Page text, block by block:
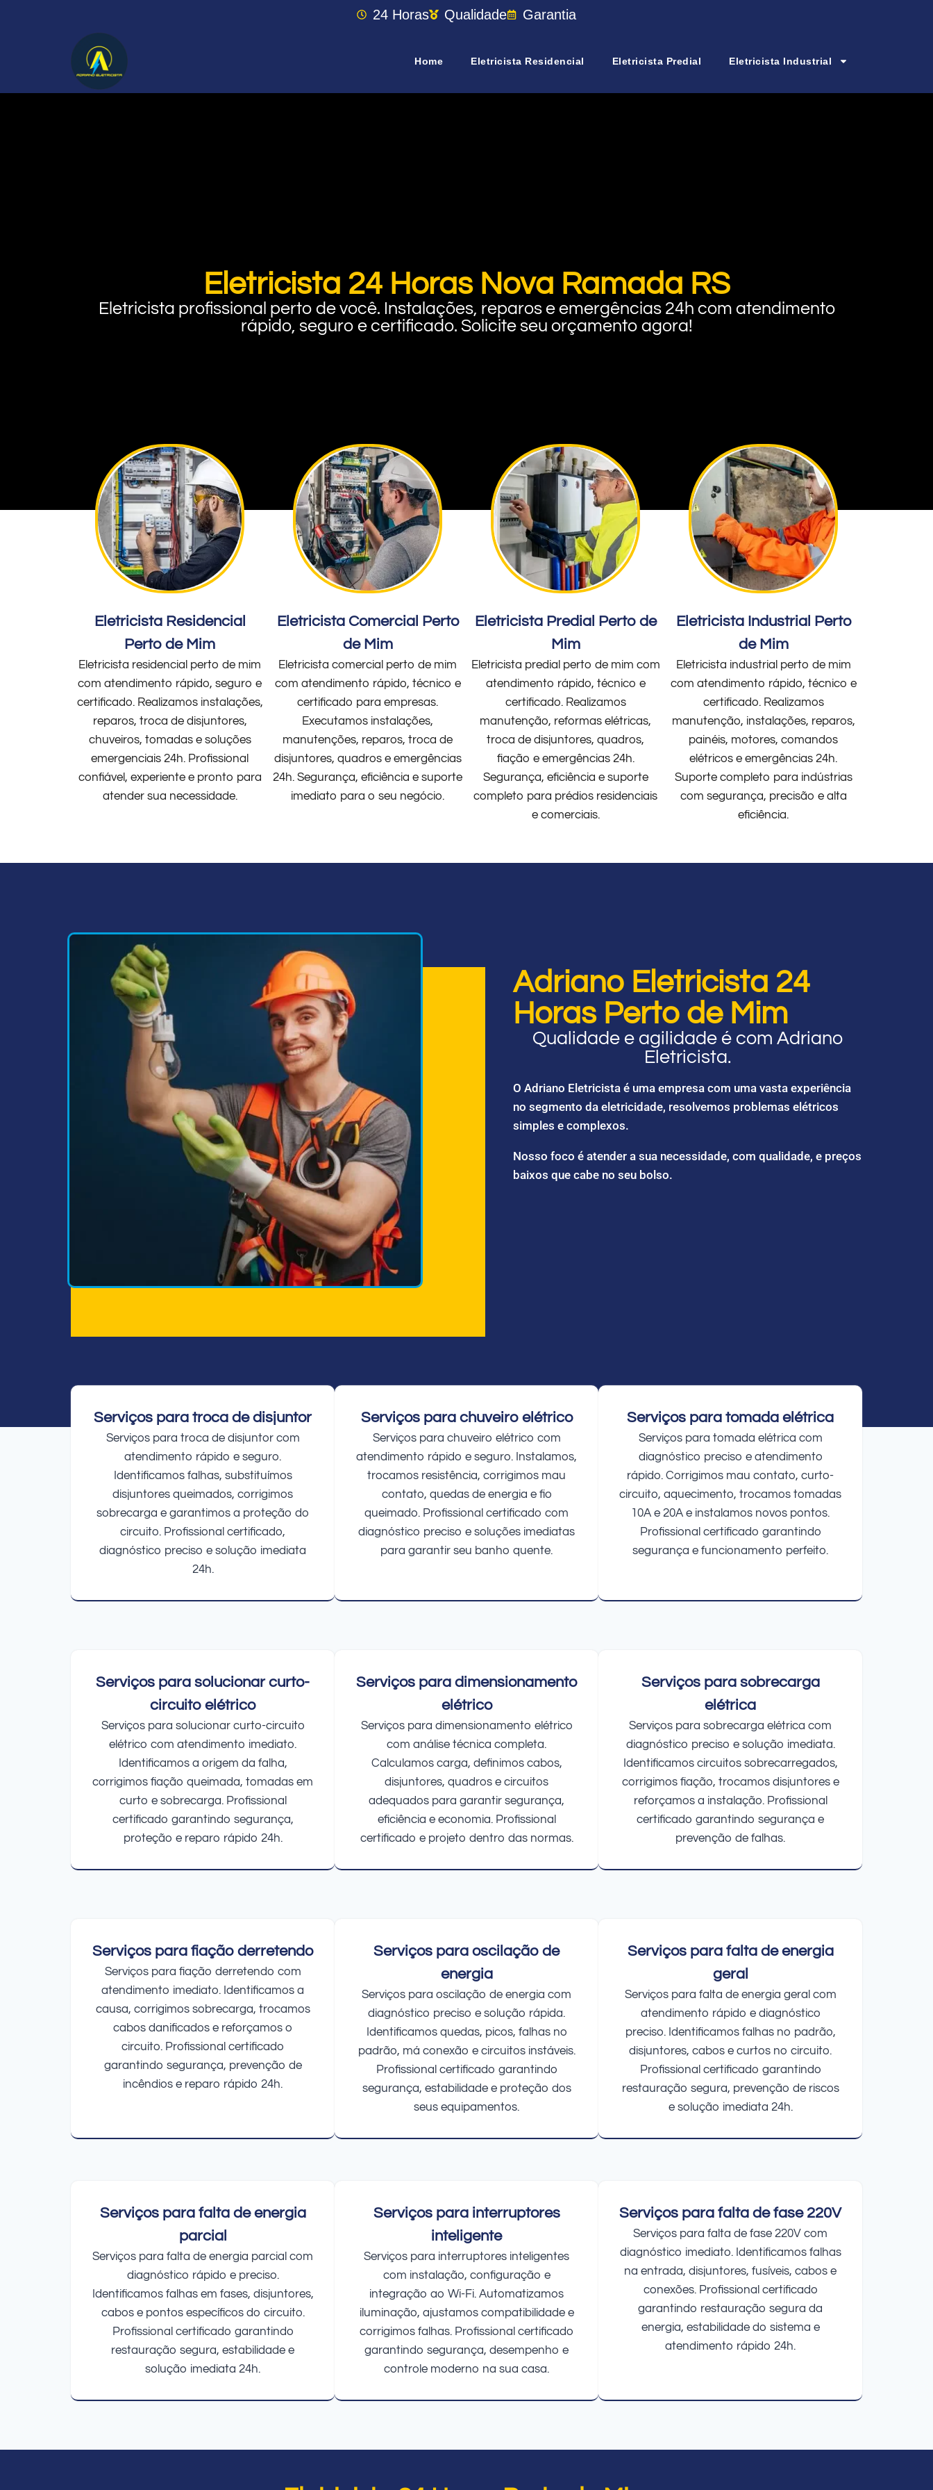
24 Horas Qualidade Garantia
Home Eletricista Residencial Eletricista Predial Eletricista Industrial
Eletricista 24 Horas Nova Ramada RS
Eletricista profissional perto de você. Instalações, reparos e emergências 24h com atendimento
rápido, seguro e certificado. Solicite seu orçamento agora!
Eletricista Residencial
Perto de Mim
Eletricista residencial perto de mim
com atendimento rápido, seguro e
certificado. Realizamos instalações,
reparos, troca de disjuntores,
chuveiros, tomadas e soluções
emergenciais 24h. Profissional
confiável, experiente e pronto para
atender sua necessidade.
Eletricista Comercial Perto
de Mim
Eletricista comercial perto de mim
com atendimento rápido, técnico e
certificado para empresas.
Executamos instalações,
manutenções, reparos, troca de
disjuntores, quadros e emergências
24h. Segurança, eficiência e suporte
imediato para o seu negócio.
Eletricista Predial Perto de
Mim
Eletricista predial perto de mim com
atendimento rápido, técnico e
certificado. Realizamos
manutenção, reformas elétricas,
troca de disjuntores, quadros,
fiação e emergências 24h.
Segurança, eficiência e suporte
completo para prédios residenciais
e comerciais.
Eletricista Industrial Perto
de Mim
Eletricista industrial perto de mim
com atendimento rápido, técnico e
certificado. Realizamos
manutenção, instalações, reparos,
painéis, motores, comandos
elétricos e emergências 24h.
Suporte completo para indústrias
com segurança, precisão e alta
eficiência.
Adriano Eletricista 24
Horas Perto de Mim
Qualidade e agilidade é com Adriano
Eletricista.
O Adriano Eletricista é uma empresa com uma vasta experiência
no segmento da eletricidade, resolvemos problemas elétricos
simples e complexos.
Nosso foco é atender a sua necessidade, com qualidade, e preços
baixos que cabe no seu bolso.
Serviços para troca de disjuntor
Serviços para troca de disjuntor com
atendimento rápido e seguro.
Identificamos falhas, substituímos
disjuntores queimados, corrigimos
sobrecarga e garantimos a proteção do
circuito. Profissional certificado,
diagnóstico preciso e solução imediata
24h.
Serviços para chuveiro elétrico
Serviços para chuveiro elétrico com
atendimento rápido e seguro. Instalamos,
trocamos resistência, corrigimos mau
contato, quedas de energia e fio
queimado. Profissional certificado com
diagnóstico preciso e soluções imediatas
para garantir seu banho quente.
Serviços para tomada elétrica
Serviços para tomada elétrica com
diagnóstico preciso e atendimento
rápido. Corrigimos mau contato, curto-
circuito, aquecimento, trocamos tomadas
10A e 20A e instalamos novos pontos.
Profissional certificado garantindo
segurança e funcionamento perfeito.
Serviços para solucionar curto-
circuito elétrico
Serviços para solucionar curto-circuito
elétrico com atendimento imediato.
Identificamos a origem da falha,
corrigimos fiação queimada, tomadas em
curto e sobrecarga. Profissional
certificado garantindo segurança,
proteção e reparo rápido 24h.
Serviços para dimensionamento
elétrico
Serviços para dimensionamento elétrico
com análise técnica completa.
Calculamos carga, definimos cabos,
disjuntores, quadros e circuitos
adequados para garantir segurança,
eficiência e economia. Profissional
certificado e projeto dentro das normas.
Serviços para sobrecarga
elétrica
Serviços para sobrecarga elétrica com
diagnóstico preciso e solução imediata.
Identificamos circuitos sobrecarregados,
corrigimos fiação, trocamos disjuntores e
reforçamos a instalação. Profissional
certificado garantindo segurança e
prevenção de falhas.
Serviços para fiação derretendo
Serviços para fiação derretendo com
atendimento imediato. Identificamos a
causa, corrigimos sobrecarga, trocamos
cabos danificados e reforçamos o
circuito. Profissional certificado
garantindo segurança, prevenção de
incêndios e reparo rápido 24h.
Serviços para oscilação de
energia
Serviços para oscilação de energia com
diagnóstico preciso e solução rápida.
Identificamos quedas, picos, falhas no
padrão, má conexão e circuitos instáveis.
Profissional certificado garantindo
segurança, estabilidade e proteção dos
seus equipamentos.
Serviços para falta de energia
geral
Serviços para falta de energia geral com
atendimento rápido e diagnóstico
preciso. Identificamos falhas no padrão,
disjuntores, cabos e curtos no circuito.
Profissional certificado garantindo
restauração segura, prevenção de riscos
e solução imediata 24h.
Serviços para falta de energia
parcial
Serviços para falta de energia parcial com
diagnóstico rápido e preciso.
Identificamos falhas em fases, disjuntores,
cabos e pontos específicos do circuito.
Profissional certificado garantindo
restauração segura, estabilidade e
solução imediata 24h.
Serviços para interruptores
inteligente
Serviços para interruptores inteligentes
com instalação, configuração e
integração ao Wi-Fi. Automatizamos
iluminação, ajustamos compatibilidade e
corrigimos falhas. Profissional certificado
garantindo segurança, desempenho e
controle moderno na sua casa.
Serviços para falta de fase 220V
Serviços para falta de fase 220V com
diagnóstico imediato. Identificamos falhas
na entrada, disjuntores, fusíveis, cabos e
conexões. Profissional certificado
garantindo restauração segura da
energia, estabilidade do sistema e
atendimento rápido 24h.